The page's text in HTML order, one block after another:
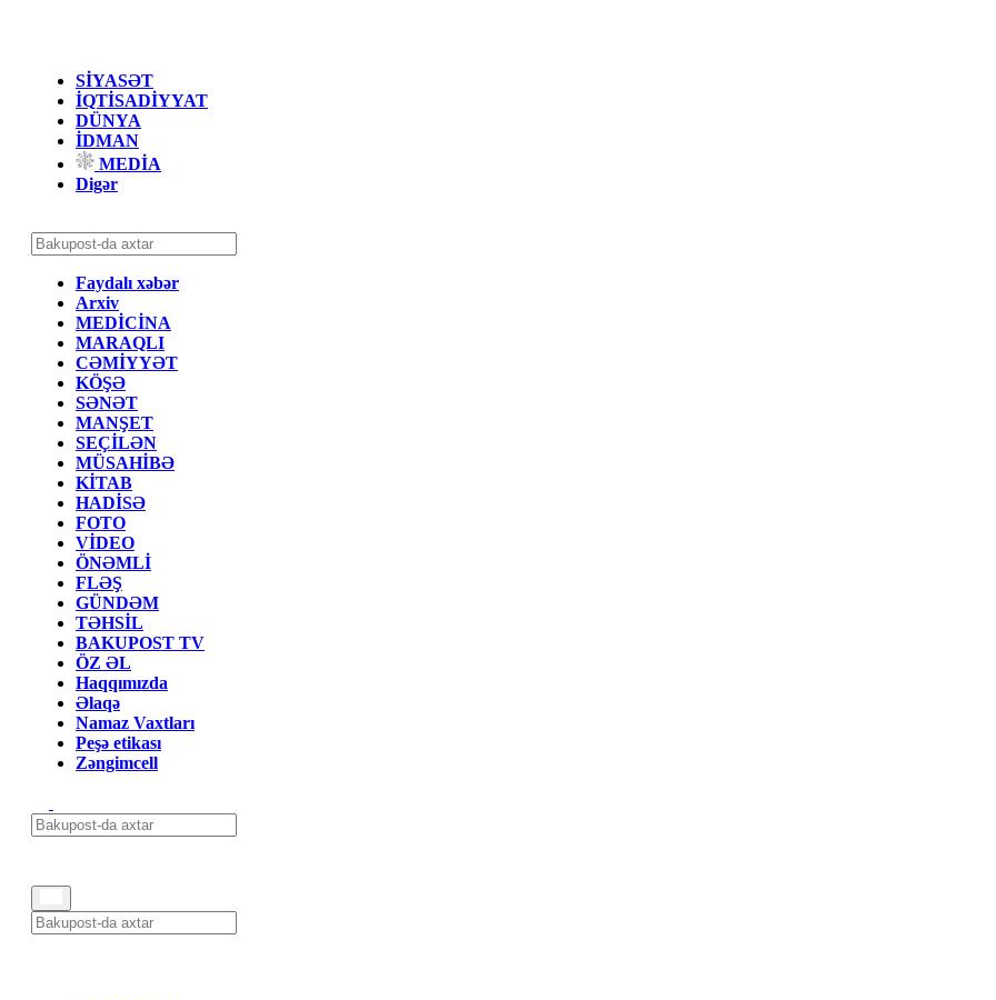
SİYASƏT
İQTİSADİYYAT
DÜNYA
İDMAN
MEDİA
Digər
Faydalı xəbər
Arxiv
MEDİCİNA
MARAQLI
CƏMİYYƏT
KÖŞƏ
SƏNƏT
MANŞET
SEÇİLƏN
MÜSAHİBƏ
KİTAB
HADİSƏ
FOTO
VİDEO
ÖNƏMLİ
FLƏŞ
GÜNDƏM
TƏHSİL
BAKUPOST TV
ÖZ ƏL
Haqqımızda
Əlaqə
Namaz Vaxtları
Peşə etikası
Zəngimcell